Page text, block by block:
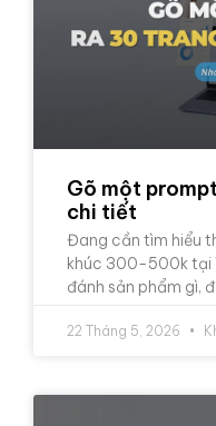
Gõ một
chi tiết
Đang cần tìm hiểu
khúc 300-500k tại
đánh sản phẩm gì,
22 Tháng 5, 2026